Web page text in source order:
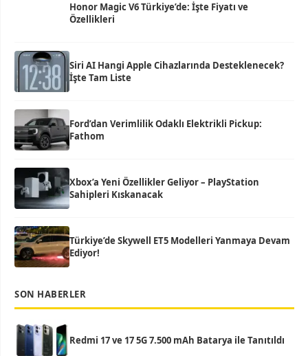
Honor Magic V6 Türkiye’de: İşte Fiyatı ve
Özellikleri
Siri AI Hangi Apple Cihazlarında Desteklenecek?
İşte Tam Liste
Ford’dan Verimlilik Odaklı Elektrikli Pickup:
Fathom
Xbox’a Yeni Özellikler Geliyor – PlayStation
Sahipleri Kıskanacak
Türkiye’de Skywell ET5 Modelleri Yanmaya Devam
Ediyor!
SON HABERLER
Redmi 17 ve 17 5G 7.500 mAh Batarya ile Tanıtıldı